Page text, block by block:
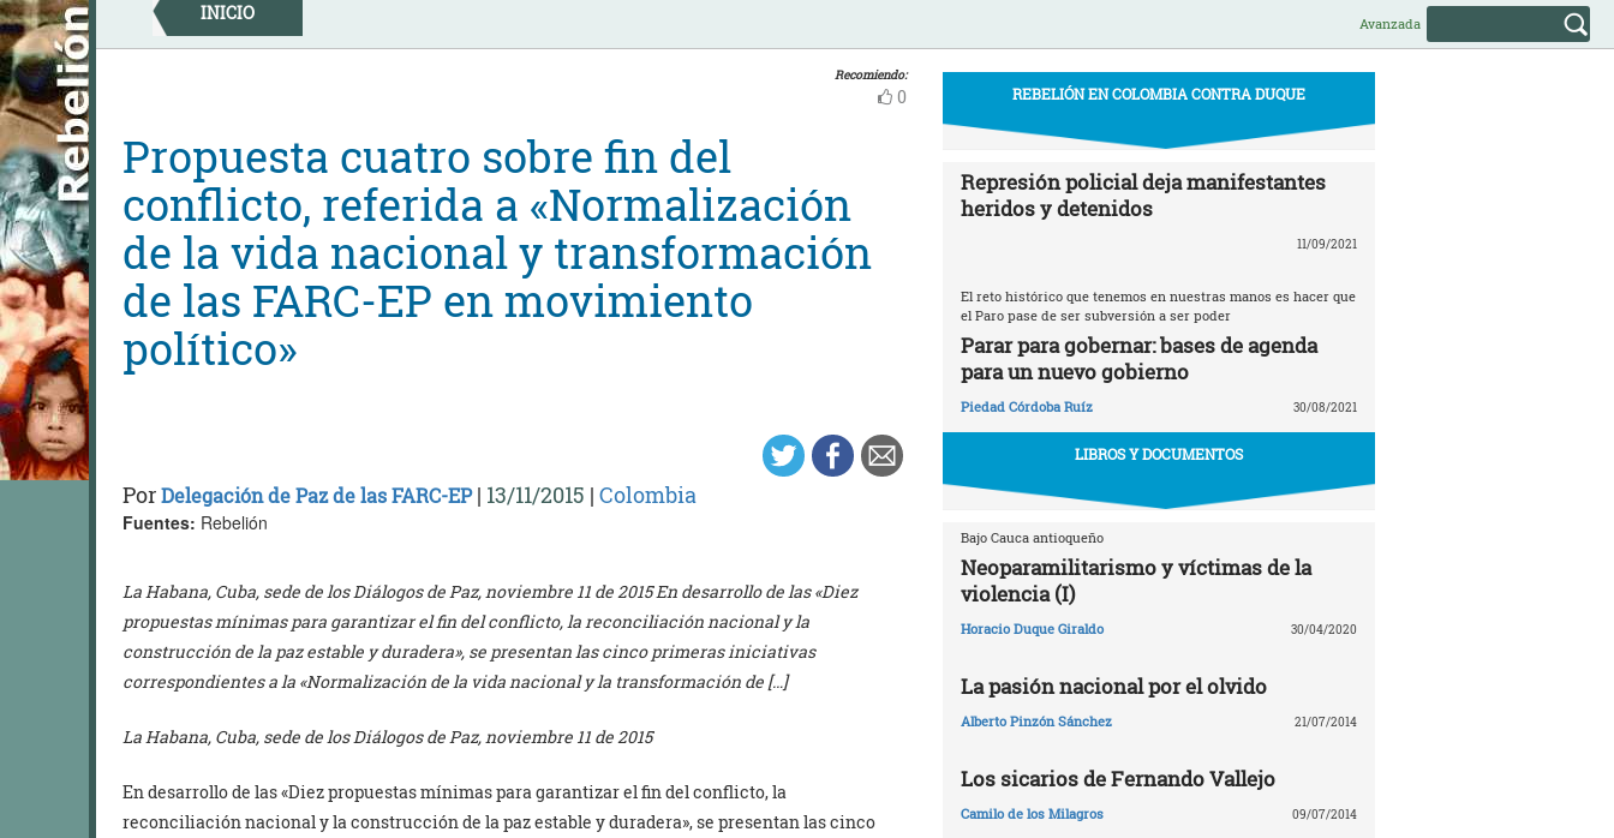
Skip
to
content
INICIO Avanzada
Recomiendo:
0
Propuesta cuatro sobre fin del
conflicto, referida a «Normalización
de la vida nacional y transformación
de las FARC-EP en movimiento
político»
PorDelegación de Paz de las FARC-EP| 13/11/2015 | Colombia
Fuentes: Rebelión
La Habana, Cuba, sede de los Diálogos de Paz, noviembre 11 de 2015 En desarrollo de las «Diez
propuestas mínimas para garantizar el fin del conflicto, la reconciliación nacional y la
construcción de la paz estable y duradera», se presentan las cinco primeras iniciativas
correspondientes a la «Normalización de la vida nacional y la transformación de […]
La Habana, Cuba, sede de los Diálogos de Paz, noviembre 11 de2015
En desarrollo de las «Diez propuestas mínimas para garantizar el fin del conflicto, la
reconciliación nacional y la construcción de la paz estable y duradera», se presentan las cinco
REBELIÓN EN COLOMBIA CONTRA DUQUE
Represión policial deja manifestantes
heridos y detenidos
11/09/2021
El reto histórico que tenemos en nuestras manos es hacer que
el Paro pase de ser subversión a ser poder
Parar para gobernar: bases de agenda
para un nuevo gobierno
Piedad Córdoba Ruíz 30/08/2021
LIBROS Y DOCUMENTOS
Bajo Cauca antioqueño
Neoparamilitarismo y víctimas de la
violencia (I)
Horacio Duque Giraldo 30/04/2020
La pasión nacional por el olvido
Alberto Pinzón Sánchez 21/07/2014
Los sicarios de Fernando Vallejo
Camilo de los Milagros 09/07/2014